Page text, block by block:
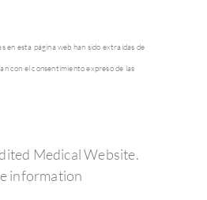
en esta página web han sido extraídas de
con el consentimiento expreso de las